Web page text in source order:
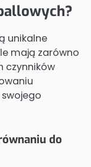
unikalne
mają zarówno
czynników
do